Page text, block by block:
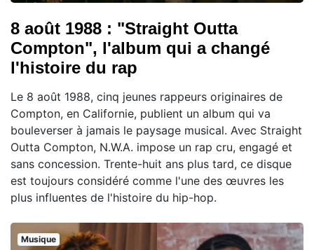
8 août 1988 : "Straight Outta
Compton", l'album qui a changé
l'histoire du rap
Le 8 août 1988, cinq jeunes rappeurs originaires de
Compton, en Californie, publient un album qui va
bouleverser à jamais le paysage musical. Avec Straight
Outta Compton, N.W.A. impose un rap cru, engagé et
sans concession. Trente-huit ans plus tard, ce disque
est toujours considéré comme l'une des œuvres les
plus influentes de l'histoire du hip-hop.
Musique